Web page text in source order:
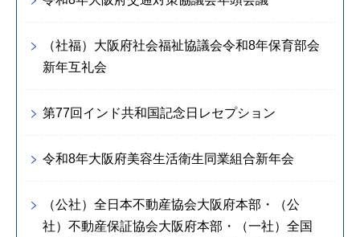
（社福）大阪府社会福祉協議会令和8年保育部会
新年互礼会
第77回インド共和国記念日レセプション
令和8年大阪府美容生活衛生同業組合新年会
（公社）全日本不動産協会大阪府本部・（公
社）不動産保証協会大阪府本部・（一社）全国